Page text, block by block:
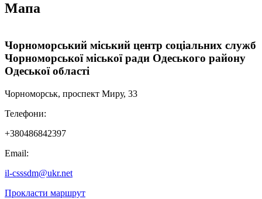
Мапа
+
−
Чорноморський міський центр соціальних служб
Чорноморської міської ради Одеського району
Одеської області
Чорноморськ, проспект Миру, 33
Телефони:
+380486842397
Email:
il-csssdm@ukr.net
Прокласти маршрут